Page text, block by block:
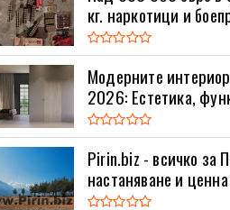
кг. наркотици и
Модерните
2026: Естетика,
Pirin.biz - всичко за
настаняване и